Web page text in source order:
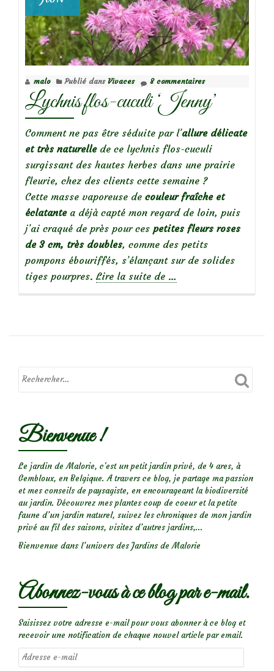
malo Publié dans Vivaces 8 commentaires
Lychnis flos-cuculi ‘Jenny’
Comment ne pas être séduite par l’allure délicate
et très naturellede ce lychnis flos-cuculi
surgissant des hautes herbes dans une prairie
fleurie, chez des clients cette semaine ?
Cette masse vaporeuse de couleur fraîche et
éclatantea déjà capté mon regard de loin, puis
j’ai craqué de près pour ces petites fleurs roses
de 3 cm, très doubles, comme des petits
pompons ébouriffés, s’élançant sur de solides
tiges pourpres. Lire la suite de
cuculi
…
Bienvenue !
Le jardin de Malorie, c'est un petit jardin privé, de 4 ares, à
Gembloux, en Belgique. A travers ce blog, je partage ma passion
et mes conseils de paysagiste, en encourageant la biodiversité
au jardin. Découvrez mes plantes coup de coeur et la petite
faune d’un jardin naturel, suivez les chroniques de mon jardin
privé au fil des saisons, visitez d’autres jardins,...
Bienvenue dans l’univers des Jardins de Malorie
Abonnez-vous à ce blog par e-mail.
Saisissez votre adresse e-mail pour vous abonner à ce blog et
recevoir une notification de chaque nouvel article par email.
Adresse
e-